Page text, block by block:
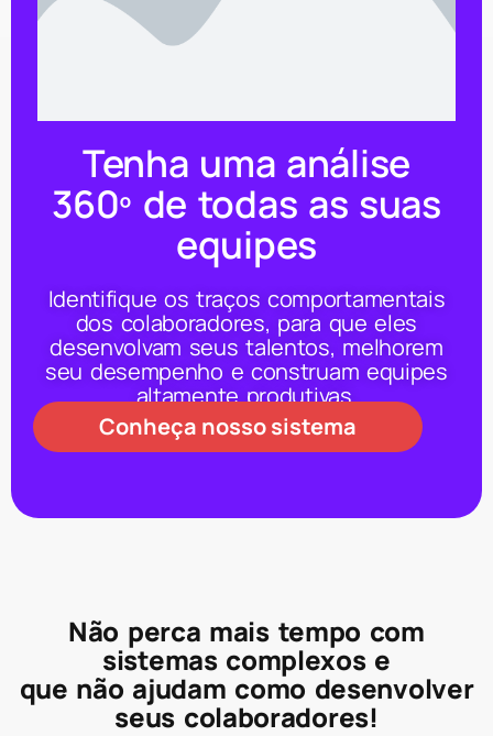
Tenha uma análise
360º de todas as suas
equipes
Identifique os traços comportamentais
dos colaboradores, para que eles
desenvolvam seus talentos, melhorem
seu desempenho e construam equipes
altamente produtivas.
Conheça nosso sistema
Não perca mais tempo com
sistemas complexos e
que não ajudam como desenvolver
seus colaboradores!